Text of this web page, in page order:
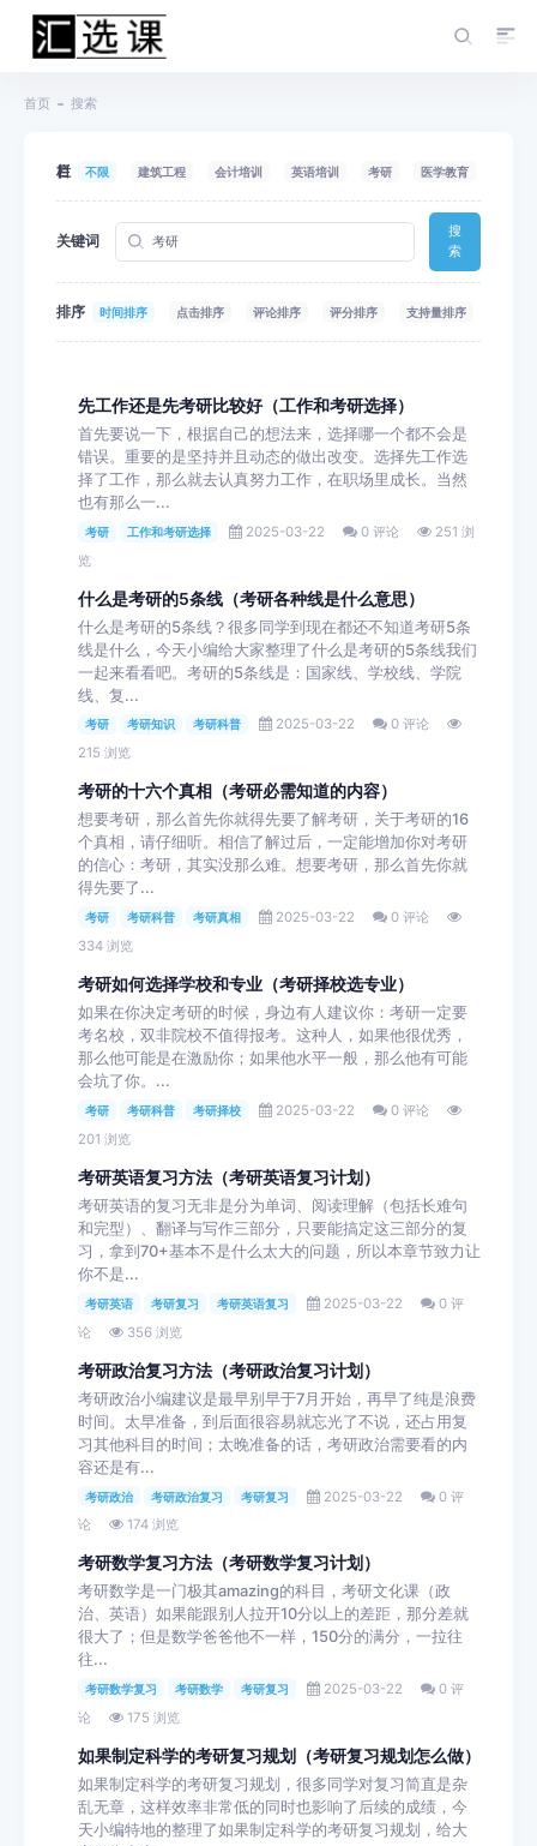
首页 搜索
栏目 不限 建筑工程 会计培训 英语培训 考研 医学教育
关键词
搜
索
排序 时间排序 点击排序 评论排序 评分排序 支持量排序
先工作还是先考研比较好（工作和考研选择）
首先要说一下，根据自己的想法来，选择哪一个都不会是
错误。重要的是坚持并且动态的做出改变。选择先工作选
择了工作，那么就去认真努力工作，在职场里成长。当然
也有那么一...
考研 工作和考研选择 2025-03-22 0 评论
251 浏
览
什么是考研的5条线（考研各种线是什么意思）
什么是考研的5条线？很多同学到现在都还不知道考研5条
线是什么，今天小编给大家整理了什么是考研的5条线我们
一起来看看吧。考研的5条线是：国家线、学校线、学院
线、复...
考研 考研知识 考研科普 2025-03-22
0 评论
215 浏览
考研的十六个真相（考研必需知道的内容）
想要考研，那么首先你就得先要了解考研，关于考研的16
个真相，请仔细听。相信了解过后，一定能增加你对考研
的信心：考研，其实没那么难。想要考研，那么首先你就
得先要了...
考研 考研科普 考研真相 2025-03-22
0 评论
334 浏览
考研如何选择学校和专业（考研择校选专业）
如果在你决定考研的时候，身边有人建议你：考研一定要
考名校，双非院校不值得报考。这种人，如果他很优秀，
那么他可能是在激励你；如果他水平一般，那么他有可能
会坑了你。...
考研 考研科普 考研择校 2025-03-22
0 评论
201 浏览
考研英语复习方法（考研英语复习计划）
考研英语的复习无非是分为单词、阅读理解（包括长难句
和完型）、翻译与写作三部分，只要能搞定这三部分的复
习，拿到70+基本不是什么太大的问题，所以本章节致力让
你不是...
考研英语 考研复习 考研英语复习 2025-03-22
0 评
论
356 浏览
考研政治复习方法（考研政治复习计划）
考研政治小编建议是最早别早于7月开始，再早了纯是浪费
时间。太早准备，到后面很容易就忘光了不说，还占用复
习其他科目的时间；太晚准备的话，考研政治需要看的内
容还是有...
考研政治 考研政治复习 考研复习 2025-03-22
0 评
论
174 浏览
考研数学复习方法（考研数学复习计划）
考研数学是一门极其amazing的科目，考研文化课（政
治、英语）如果能跟别人拉开10分以上的差距，那分差就
很大了；但是数学爸爸他不一样，150分的满分，一拉往
往...
考研数学复习 考研数学 考研复习 2025-03-22
0 评
论
175 浏览
如果制定科学的考研复习规划（考研复习规划怎么做）
如果制定科学的考研复习规划，很多同学对复习简直是杂
乱无章，这样效率非常低的同时也影响了后续的成绩，今
天小编特地的整理了如果制定科学的考研复习规划，给大